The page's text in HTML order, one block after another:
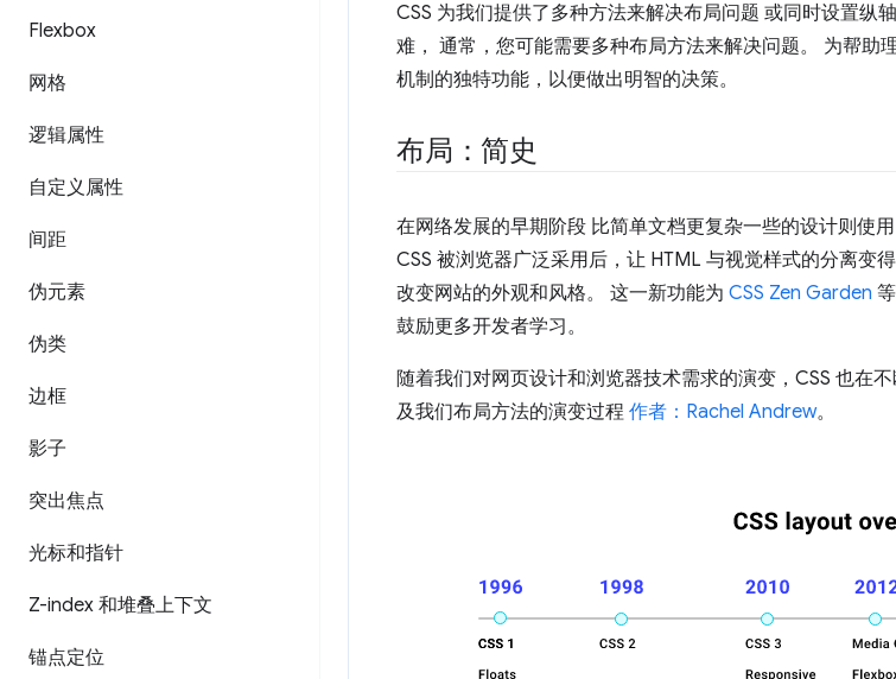
Flexbox
网格
逻辑属性
自定义属性
间距
伪元素
伪类
边框
影子
突出焦点
光标和指针
Z-index 和堆叠上下文
锚点定位
CSS 为我们提供了多种方法来解决布局问题 或同时设置纵
难， 通常，您可能需要多种布局方法来解决问题。 为帮助
机制的独特功能，以便做出明智的决策。
布局：简史
在网络发展的早期阶段 比简单文档更复杂一些的设计则使用
CSS 被浏览器广泛采用后，让 HTML 与视觉样式的分离变
改变网站的外观和风格。 这一新功能为 CSS Zen Garden
鼓励更多开发者学习。
随着我们对网页设计和浏览器技术需求的演变，CSS 也在
及我们布局方法的演变过程 作者：Rachel Andrew。